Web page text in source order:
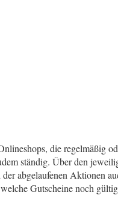
die
ständig. Über den
abgelaufenen Aktionen
Gutscheine noch